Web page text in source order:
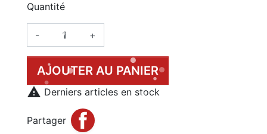
Quantité
- +
AJOUTER AU PANIER
 Derniers articles en stock
Partager